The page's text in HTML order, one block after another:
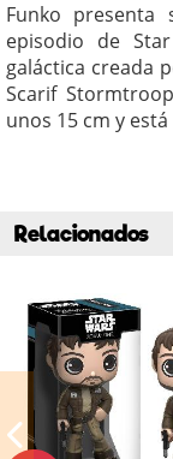
Funko presenta
episodio de
galáctica creada
Scarif
unos 15 cm y está
Relacionados